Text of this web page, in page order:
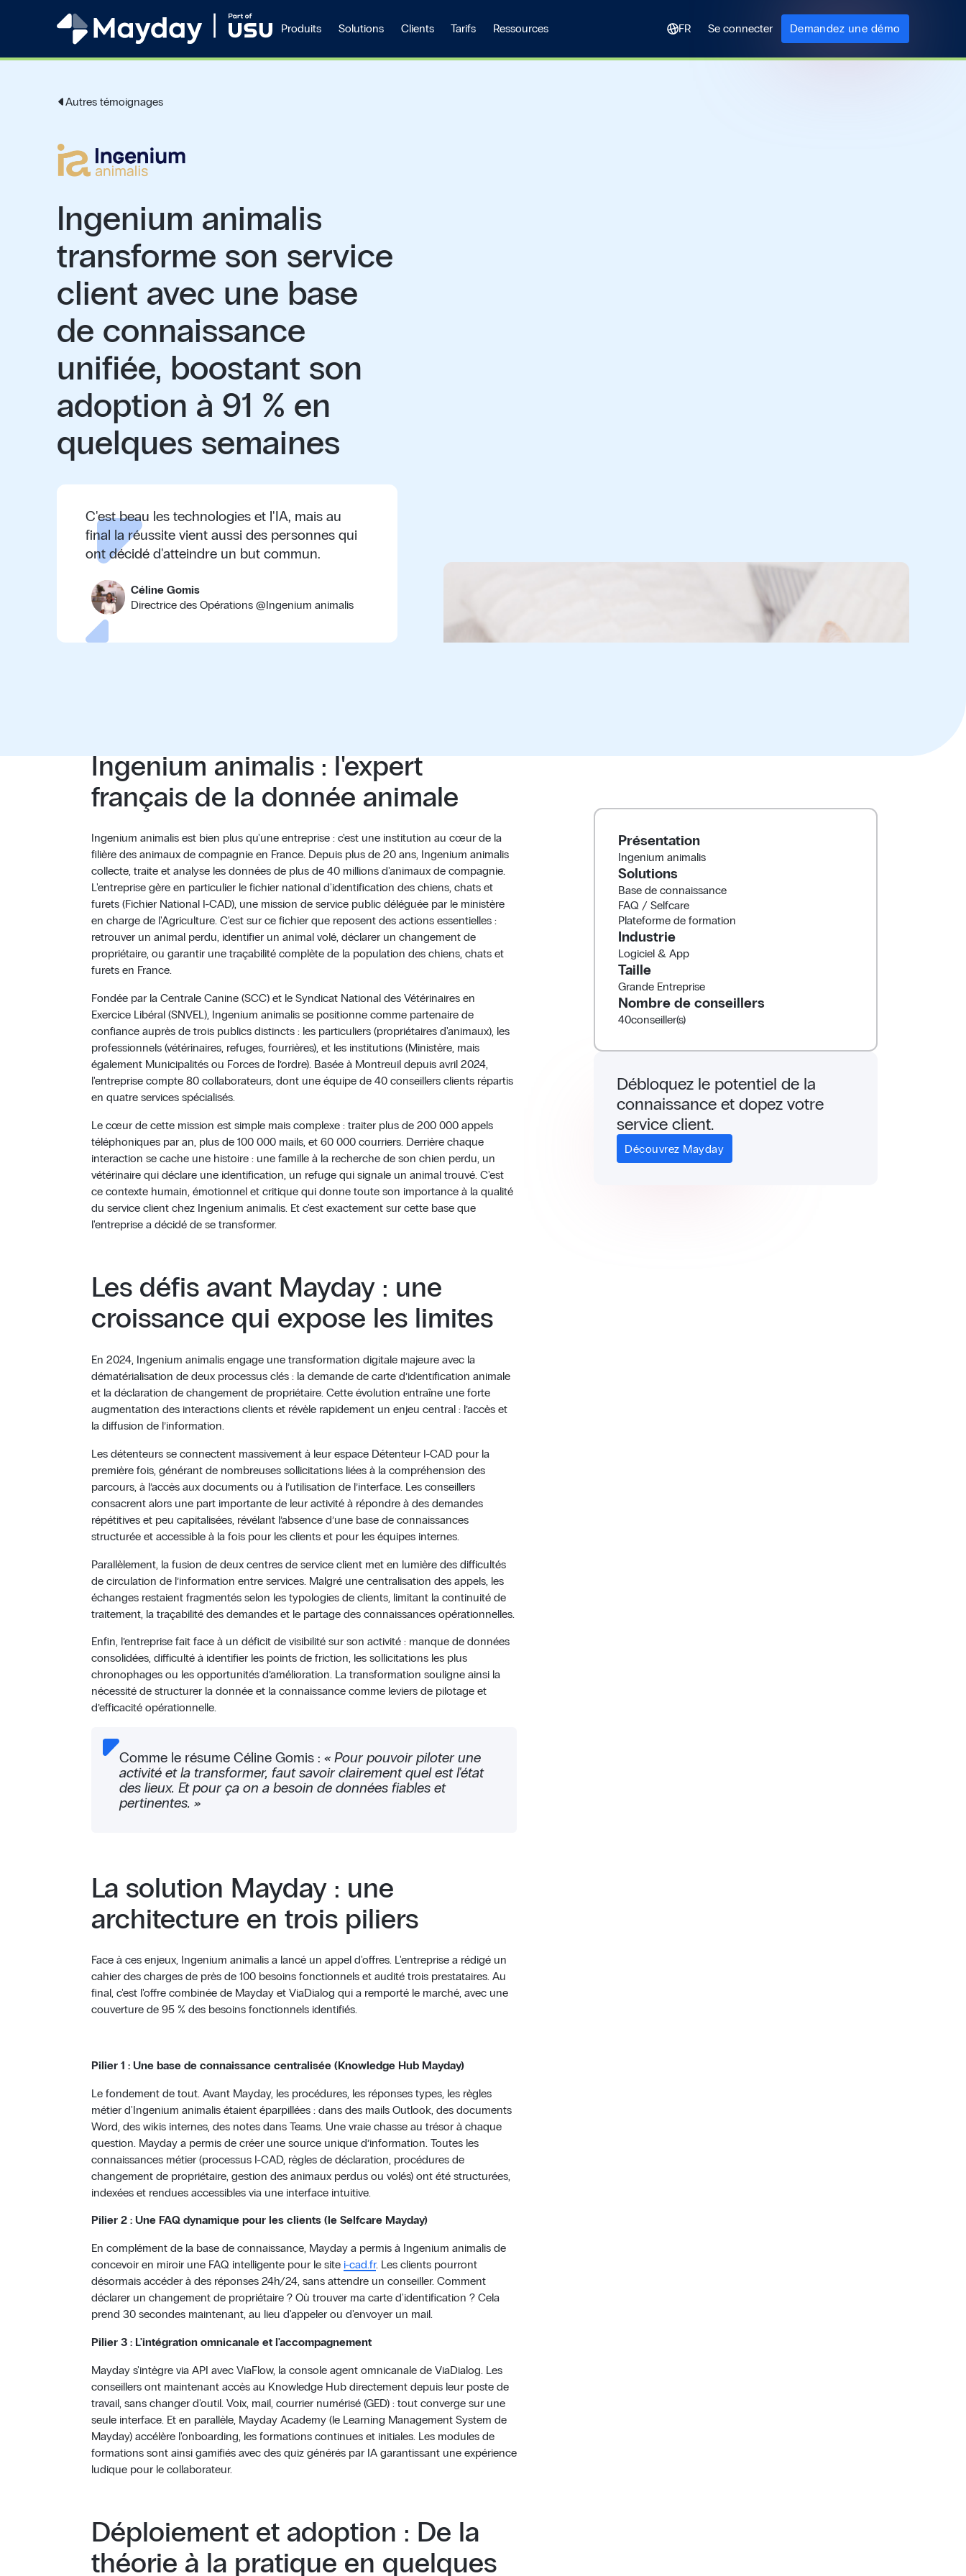
Produits Solutions Clients Tarifs Ressources FR Se connecter Demandez une démo
Autres témoignages
Ingenium animalis
transforme son service
client avec une base
de connaissance
unifiée, boostant son
adoption à 91 % en
quelques semaines
C'est beau les technologies et l'IA, mais au
final la réussite vient aussi des personnes qui
ont décidé d'atteindre un but commun.
Céline Gomis
Directrice des Opérations @Ingenium animalis
Ingenium animalis : l'expert
français de la donnée animale
Ingenium animalis est bien plus qu'une entreprise : c'est une institution au cœur de la
filière des animaux de compagnie en France. Depuis plus de 20 ans, Ingenium animalis
collecte, traite et analyse les données de plus de 40 millions d'animaux de compagnie.
L'entreprise gère en particulier le fichier national d'identification des chiens, chats et
furets (Fichier National I-CAD), une mission de service public déléguée par le ministère
en charge de l'Agriculture. C'est sur ce fichier que reposent des actions essentielles :
retrouver un animal perdu, identifier un animal volé, déclarer un changement de
propriétaire, ou garantir une traçabilité complète de la population des chiens, chats et
furets en France.
Fondée par la Centrale Canine (SCC) et le Syndicat National des Vétérinaires en
Exercice Libéral (SNVEL), Ingenium animalis se positionne comme partenaire de
confiance auprès de trois publics distincts : les particuliers (propriétaires d'animaux), les
professionnels (vétérinaires, refuges, fourrières), et les institutions (Ministère, mais
également Municipalités ou Forces de l’ordre). Basée à Montreuil depuis avril 2024,
l'entreprise compte 80 collaborateurs, dont une équipe de 40 conseillers clients répartis
en quatre services spécialisés.
Le cœur de cette mission est simple mais complexe : traiter plus de 200 000 appels
téléphoniques par an, plus de 100 000 mails, et 60 000 courriers. Derrière chaque
interaction se cache une histoire : une famille à la recherche de son chien perdu, un
vétérinaire qui déclare une identification, un refuge qui signale un animal trouvé. C'est
ce contexte humain, émotionnel et critique qui donne toute son importance à la qualité
du service client chez Ingenium animalis. Et c'est exactement sur cette base que
l'entreprise a décidé de se transformer.
Les défis avant Mayday : une
croissance qui expose les limites
En 2024, Ingenium animalis engage une transformation digitale majeure avec la
dématérialisation de deux processus clés : la demande de carte d’identification animale
et la déclaration de changement de propriétaire. Cette évolution entraîne une forte
augmentation des interactions clients et révèle rapidement un enjeu central : l’accès et
la diffusion de l’information.
Les détenteurs se connectent massivement à leur espace Détenteur I-CAD pour la
première fois, générant de nombreuses sollicitations liées à la compréhension des
parcours, à l’accès aux documents ou à l’utilisation de l’interface. Les conseillers
consacrent alors une part importante de leur activité à répondre à des demandes
répétitives et peu capitalisées, révélant l’absence d’une base de connaissances
structurée et accessible à la fois pour les clients et pour les équipes internes.
Parallèlement, la fusion de deux centres de service client met en lumière des difficultés
de circulation de l’information entre services. Malgré une centralisation des appels, les
échanges restaient fragmentés selon les typologies de clients, limitant la continuité de
traitement, la traçabilité des demandes et le partage des connaissances opérationnelles.
Enfin, l’entreprise fait face à un déficit de visibilité sur son activité : manque de données
consolidées, difficulté à identifier les points de friction, les sollicitations les plus
chronophages ou les opportunités d’amélioration. La transformation souligne ainsi la
nécessité de structurer la donnée et la connaissance comme leviers de pilotage et
d’efficacité opérationnelle.
Comme le résume Céline Gomis : « Pour pouvoir piloter une
activité et la transformer, faut savoir clairement quel est l'état
des lieux. Et pour ça on a besoin de données fiables et
pertinentes. »
La solution Mayday : une
architecture en trois piliers
Face à ces enjeux, Ingenium animalis a lancé un appel d'offres. L'entreprise a rédigé un
cahier des charges de près de 100 besoins fonctionnels et audité trois prestataires. Au
final, c'est l'offre combinée de Mayday et ViaDialog qui a remporté le marché, avec une
couverture de 95 % des besoins fonctionnels identifiés.
Pilier 1 : Une base de connaissance centralisée (Knowledge Hub Mayday)
Le fondement de tout. Avant Mayday, les procédures, les réponses types, les règles
métier d'Ingenium animalis étaient éparpillées : dans des mails Outlook, des documents
Word, des wikis internes, des notes dans Teams. Une vraie chasse au trésor à chaque
question. Mayday a permis de créer une source unique d’information. Toutes les
connaissances métier (processus I-CAD, règles de déclaration, procédures de
changement de propriétaire, gestion des animaux perdus ou volés) ont été structurées,
indexées et rendues accessibles via une interface intuitive.
Pilier 2 : Une FAQ dynamique pour les clients (le Selfcare Mayday)
En complément de la base de connaissance, Mayday a permis à Ingenium animalis de
concevoir en miroir une FAQ intelligente pour le site i-cad.fr. Les clients pourront
désormais accéder à des réponses 24h/24, sans attendre un conseiller. Comment
déclarer un changement de propriétaire ? Où trouver ma carte d'identification ? Cela
prend 30 secondes maintenant, au lieu d'appeler ou d'envoyer un mail.
Pilier 3 : L'intégration omnicanale et l'accompagnement
Mayday s'intègre via API avec ViaFlow, la console agent omnicanale de ViaDialog. Les
conseillers ont maintenant accès au Knowledge Hub directement depuis leur poste de
travail, sans changer d'outil. Voix, mail, courrier numérisé (GED) : tout converge sur une
seule interface. Et en parallèle, Mayday Academy (le Learning Management System de
Mayday) accélère l'onboarding, les formations continues et initiales. Les modules de
formations sont ainsi gamifiés avec des quiz générés par IA garantissant une expérience
ludique pour le collaborateur.
Déploiement et adoption : De la
théorie à la pratique en quelques
Présentation
Ingenium animalis
Solutions
Base de connaissance
FAQ / Selfcare
Plateforme de formation
Industrie
Logiciel & App
Taille
Grande Entreprise
Nombre de conseillers
40conseiller(s)
Débloquez le potentiel de la
connaissance et dopez votre
service client.
Découvrez Mayday